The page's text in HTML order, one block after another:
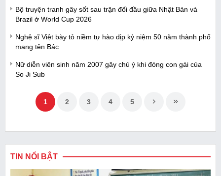
Bộ truyện tranh gây sốt sau trận đối đầu giữa Nhật Bản và
Brazil ở World Cup 2026
Nghệ sĩ Việt bày tỏ niềm tự hào dịp kỷ niệm 50 năm thành phố
mang tên Bác
Nữ diễn viên sinh năm 2007 gây chú ý khi đóng con gái của
So Ji Sub
1 2 3 4 5
TIN NỔI BẬT